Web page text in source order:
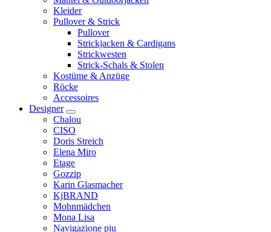
Kleider
Pullover & Strick
Pullover
Strickjacken & Cardigans
Strickwesten
Strick-Schals & Stolen
Kostüme & Anzüge
Röcke
Accessoires
Designer
Chalou
CISO
Doris Streich
Elena Miro
Etage
Gozzip
Karin Glasmacher
KjBRAND
Mohnmädchen
Mona Lisa
Navigazione piu